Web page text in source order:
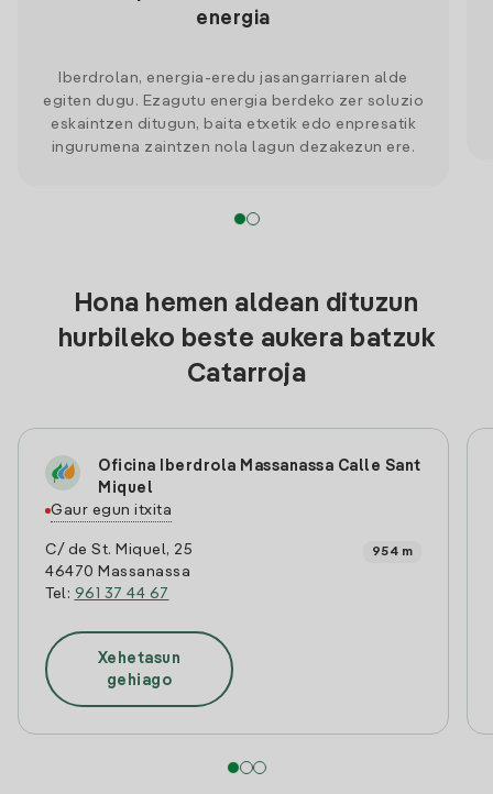
energia
Iberdrolan, energia-eredu jasangarriaren alde
egiten dugu. Ezagutu energia berdeko zer soluzio
eskaintzen ditugun, baita etxetik edo enpresatik
ingurumena zaintzen nola lagun dezakezun ere.
Hona hemen aldean dituzun
hurbileko beste aukera batzuk
Catarroja
Oficina Iberdrola Massanassa Calle Sant
Miquel
Gaur egun itxita
C/ de St. Miquel, 25
46470 Massanassa
Tel: 961 37 44 67
954 m
Xehetasun
gehiago